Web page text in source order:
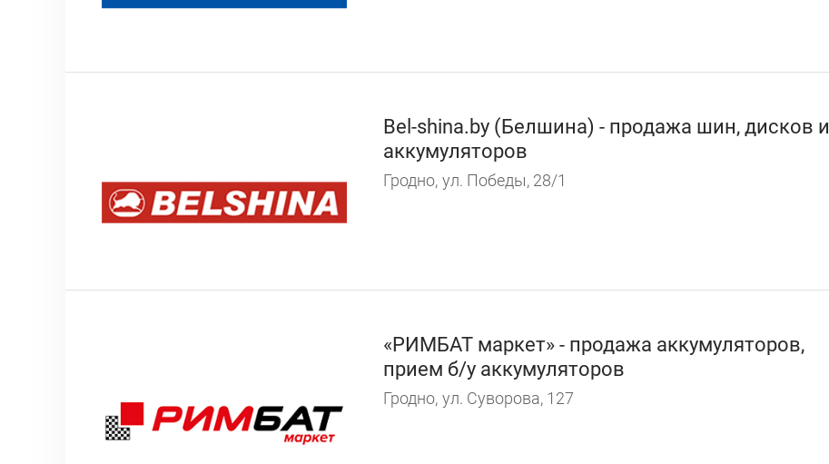
Bel-shina.by (Белшина) - продажа шин, дисков и
аккумуляторов
Гродно, ул. Победы, 28/1
«РИМБАТ маркет» - продажа аккумуляторов,
прием б/у аккумуляторов
Гродно, ул. Суворова, 127